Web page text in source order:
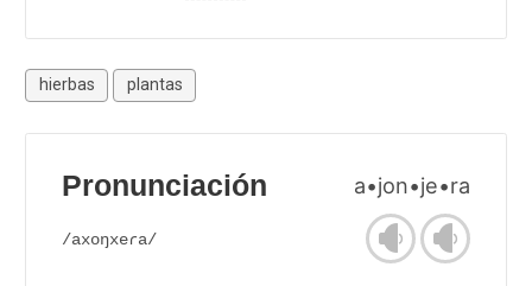
hierbas plantas
Pronunciación a•jon•je•ra
/axoŋxeɾa/